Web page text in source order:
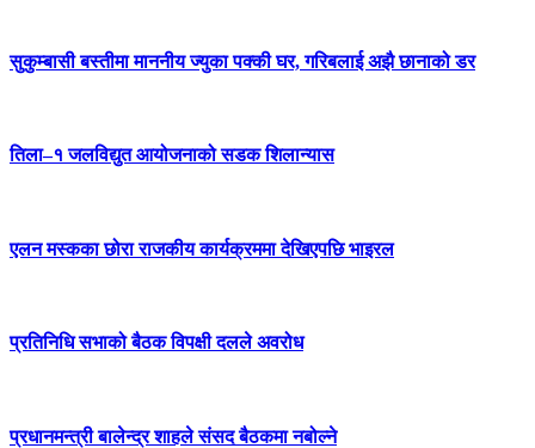
सुकुम्बासी बस्तीमा माननीय ज्युका पक्की घर, गरिबलाई अझै छानाको डर
तिला–१ जलविद्युत आयोजनाको सडक शिलान्यास
एलन मस्कका छोरा राजकीय कार्यक्रममा देखिएपछि भाइरल
प्रतिनिधि सभाको बैठक विपक्षी दलले अवरोध
प्रधानमन्त्री बालेन्द्र शाहले संसद बैठकमा नबोल्ने